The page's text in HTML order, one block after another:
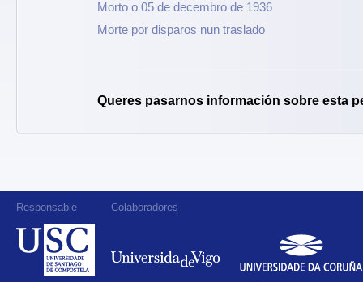
Morto o 05 de decembro de 1936
Morte por disparos nun traslado
Queres pasarnos información sobre esta
Responsable Colaboradores